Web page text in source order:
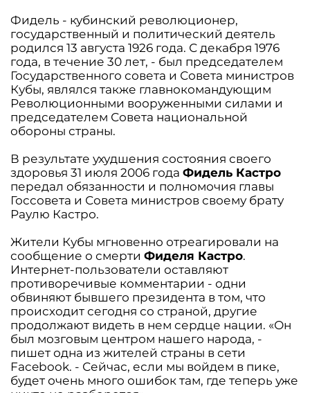
Фидель - кубинский революционер,
государственный и политический деятель
родился 13 августа 1926 года. С декабря 1976
года, в течение 30 лет, - был председателем
Государственного совета и Совета министров
Кубы, являлся также главнокомандующим
Революционными вооруженными силами и
председателем Совета национальной
обороны страны.
В результате ухудшения состояния своего
здоровья 31 июля 2006 года Фидель Кастро
передал обязанности и полномочия главы
Госсовета и Совета министров своему брату
Раулю Кастро.
Жители Кубы мгновенно отреагировали на
сообщение о смерти Фиделя Кастро.
Интернет-пользователи оставляют
противоречивые комментарии - одни
обвиняют бывшего президента в том, что
происходит сегодня со страной, другие
продолжают видеть в нем сердце нации. «Он
был мозговым центром нашего народа, -
пишет одна из жителей страны в сети
Facebook. - Сейчас, если мы войдем в пике,
будет очень много ошибок там, где теперь уже